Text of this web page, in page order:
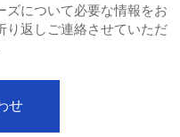
ズについて必要な情報をお
り返しご連絡させていただ
せ